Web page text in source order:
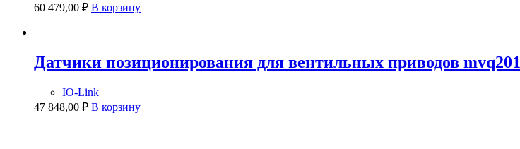
60 479,00 ₽ В корзину
Датчики позиционирования для вентильных приводов mvq201
IO-Link
47 848,00 ₽ В корзину